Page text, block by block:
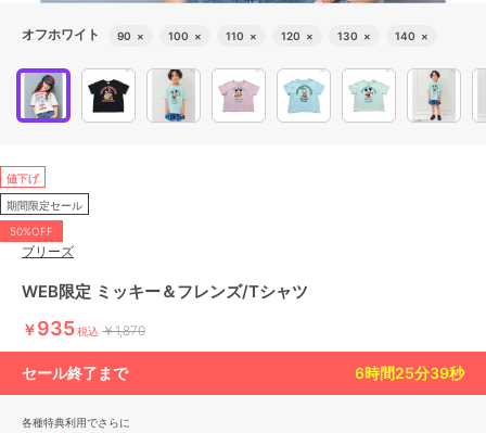
オフホワイト 90 × 100 × 110 × 120 × 130 × 140 ×
値下げ
期間限定セール
50%OFF
ブリーズ
WEB限定 ミッキー＆フレンズ/Tシャツ
￥935税込 ￥1,870
セール終了まで 6時間25分38秒
各種特典利用でさらに